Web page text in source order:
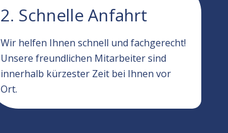
2. Schnelle Anfahrt
Wir helfen Ihnen schnell und fachgerecht!
Unsere freundlichen Mitarbeiter sind
innerhalb kürzester Zeit bei Ihnen vor
Ort.